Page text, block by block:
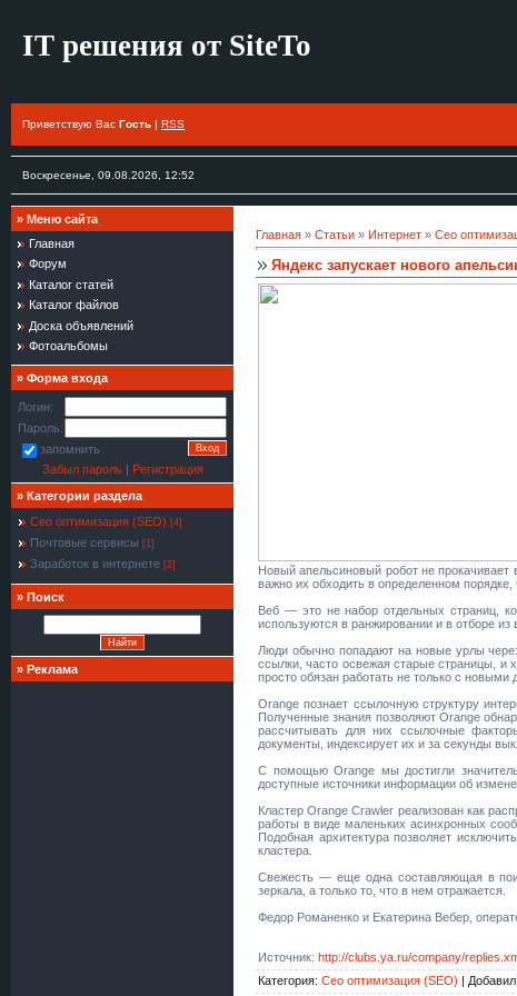
IT решения от SiteTo
Приветствую Вас Гость | RSS
Воскресенье, 09.08.2026, 12:52
» Меню сайта
Главная
Форум
Каталог статей
Каталог файлов
Доска объявлений
Фотоальбомы
» Форма входа
Логин:
Пароль:
запомнить
Забыл пароль| Регистрация
» Категории раздела
Сео оптимизация (SEO) [4]
Почтовые сервисы [1]
Заработок в интернете [2]
» Поиск
» Реклама
Главная » Статьи » Интернет » Сео
Яндекс запускает нового
Новый апельсиновый робот не прокачивает
важно их обходить в определенном
Веб — это не набор отдельных страниц,
используются в ранжировании и в отборе из
Люди обычно попадают на новые урлы
ссылки, часто освежая старые страницы, и
просто обязан работать не только с новыми
Orange познает ссылочную структуру
Полученные знания позволяют Orange
рассчитывать для них ссылочные
документы, индексирует их и за секунды
С помощью Orange мы достигли
доступные источники информации об
Кластер Orange Crawler реализован как
работы в виде маленьких асинхронных
Подобная архитектура позволяет
кластера.
Свежесть — еще одна составляющая в
зеркала, а только то, что в нем отражается.
Федор Романенко и Екатерина Вебер,
Источник: http://clubs.ya.ru/company/
Категория: Сео оптимизация (SEO) | Добавил